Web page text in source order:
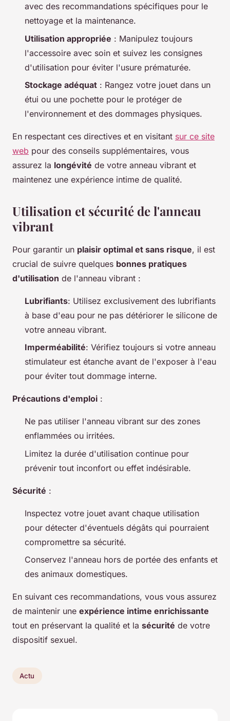
avec des recommandations spécifiques pour le
nettoyage et la maintenance.
Utilisation appropriée : Manipulez toujours
l'accessoire avec soin et suivez les consignes
d'utilisation pour éviter l'usure prématurée.
Stockage adéquat : Rangez votre jouet dans un
étui ou une pochette pour le protéger de
l'environnement et des dommages physiques.
En respectant ces directives et en visitant sur ce site
web pour des conseils supplémentaires, vous
assurez la longévité de votre anneau vibrant et
maintenez une expérience intime de qualité.
Utilisation et sécurité de l'anneau
vibrant
Pour garantir un plaisir optimal et sans risque, il est
crucial de suivre quelques bonnes pratiques
d'utilisation de l'anneau vibrant :
Lubrifiants: Utilisez exclusivement des lubrifiants
à base d'eau pour ne pas détériorer le silicone de
votre anneau vibrant.
Imperméabilité: Vérifiez toujours si votre anneau
stimulateur est étanche avant de l'exposer à l'eau
pour éviter tout dommage interne.
Précautions d'emploi :
Ne pas utiliser l'anneau vibrant sur des zones
enflammées ou irritées.
Limitez la durée d'utilisation continue pour
prévenir tout inconfort ou effet indésirable.
Sécurité :
Inspectez votre jouet avant chaque utilisation
pour détecter d'éventuels dégâts qui pourraient
compromettre sa sécurité.
Conservez l'anneau hors de portée des enfants et
des animaux domestiques.
En suivant ces recommandations, vous vous assurez
de maintenir une expérience intime enrichissante
tout en préservant la qualité et la sécurité de votre
dispositif sexuel.
Actu